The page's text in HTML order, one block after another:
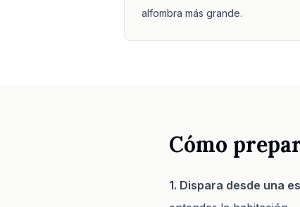
alfombra más grande.
Cómo
1. Dispara desde una